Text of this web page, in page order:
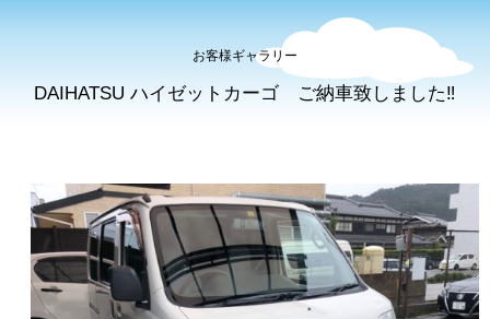
お客様ギャラリー
DAIHATSU ハイゼットカーゴ ご納車致しました‼︎